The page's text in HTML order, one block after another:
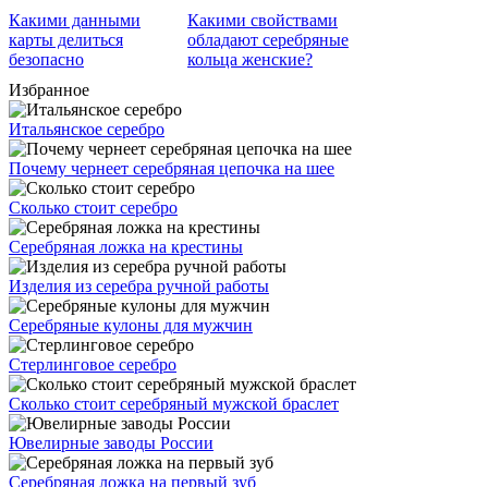
Какими данными
карты делиться
безопасно
Какими свойствами
обладают серебряные
кольца женские?
Избранное
Итальянское серебро
Почему чернеет серебряная цепочка на шее
Сколько стоит серебро
Серебряная ложка на крестины
Изделия из серебра ручной работы
Серебряные кулоны для мужчин
Стерлинговое серебро
Сколько стоит серебряный мужской браслет
Ювелирные заводы России
Серебряная ложка на первый зуб